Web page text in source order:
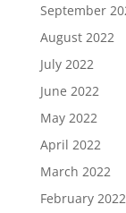
September
August 2022
July 2022
June 2022
May 2022
April 2022
March 2022
February 2022